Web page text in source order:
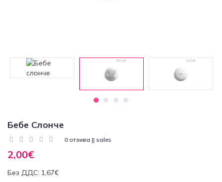
Бебе Слонче
0 отзива || sales
2,00€
Без ДДС: 1,67€